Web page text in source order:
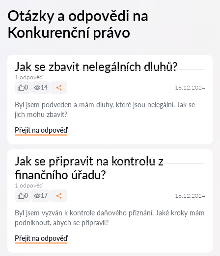
Otázky a odpovědi na
Konkurenční právo
Jak se zbavit nelegálních dluhů?
1 odpověď
0
14 16.12.2024
Byl jsem podveden a mám dluhy, které jsou nelegální. Jak se
jich mohu zbavit?
Přejít na odpověď
Jak se připravit na kontrolu z
finančního úřadu?
1 odpověď
0
17 16.12.2024
Byl jsem vyzván k kontrole daňového přiznání. Jaké kroky mám
podniknout, abych se připravil?
Přejít na odpověď